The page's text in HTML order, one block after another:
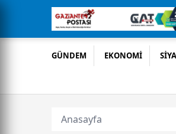
GÜNDEM EKONOMİ
Anasayfa